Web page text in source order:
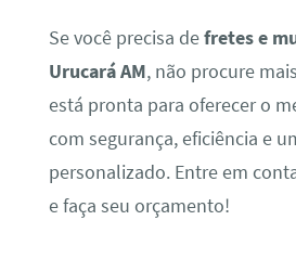
Se você precisa defretes e
Urucará AM, não procure
está pronta para oferecer o
com segurança, eficiência e
personalizado. Entre em
e faça seu orçamento!